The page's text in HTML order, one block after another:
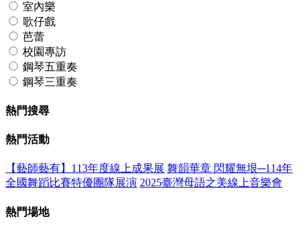
室內樂
歌仔戲
芭蕾
校園專訪
鋼琴五重奏
鋼琴三重奏
熱門搜尋
熱門活動
【藝師藝有】113年度線上成果展 舞韻華章 閃耀無垠─114年
全國舞蹈比賽特優團隊展演 2025臺灣母語之美線上音樂會
熱門場地